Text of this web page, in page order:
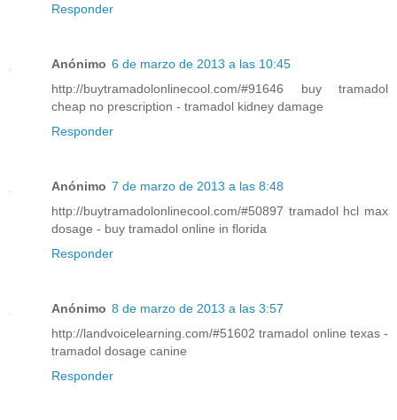
Responder
Anónimo 6 de marzo de 2013 a las 10:45
http://buytramadolonlinecool.com/#91646 buy tramadol
cheap no prescription - tramadol kidney damage
Responder
Anónimo 7 de marzo de 2013 a las 8:48
http://buytramadolonlinecool.com/#50897 tramadol hcl max
dosage - buy tramadol online in florida
Responder
Anónimo 8 de marzo de 2013 a las 3:57
http://landvoicelearning.com/#51602 tramadol online texas -
tramadol dosage canine
Responder